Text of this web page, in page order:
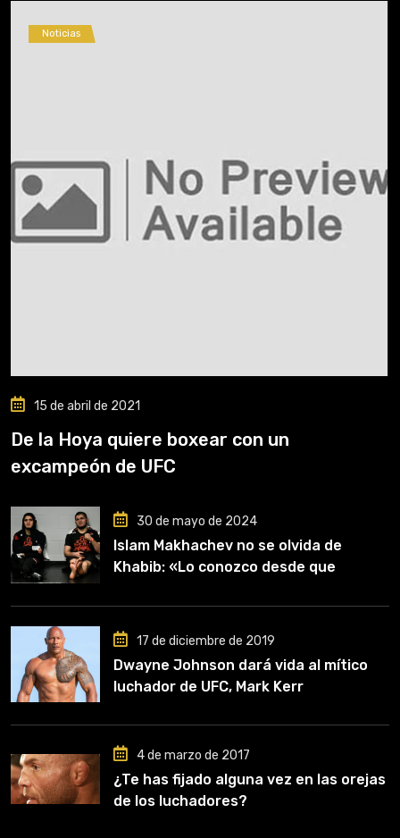
Noticias
15 de abril de 2021
De la Hoya quiere boxear con un
excampeón de UFC
30 de mayo de 2024
Islam Makhachev no se olvida de
Khabib: «Lo conozco desde que
clave en mi carrera»
17 de diciembre de 2019
Dwayne Johnson dará vida al mítico
luchador de UFC, Mark Kerr
4 de marzo de 2017
¿Te has fijado alguna vez en las orejas
de los luchadores?